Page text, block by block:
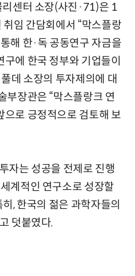
센터 소장(사진·71)은 1
임 간담회에서 “막스플랑
해 한·독 공동연구 자금을
에 한국 정부와 기업들이
데 소장의 투자제의에 대
부장관은 “막스플랑크 연
으로 긍정적으로 검토해 보
자는 성공을 전제로 진행
계적인 연구소로 성장할
, 한국의 젊은 과학자들의
덧붙였다.